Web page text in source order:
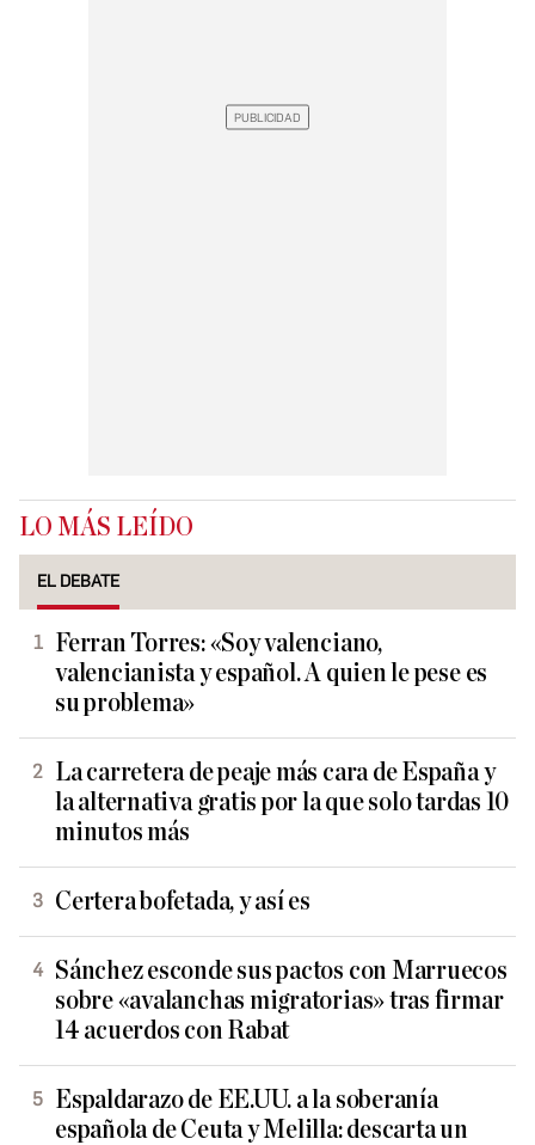
LO MÁS LEÍDO
EL DEBATE
Ferran Torres: «Soy valenciano,
valencianista y español. A quien le pese es
su problema»
La carretera de peaje más cara de España y
la alternativa gratis por la que solo tardas 10
minutos más
Certera bofetada, y así es
Sánchez esconde sus pactos con Marruecos
sobre «avalanchas migratorias» tras firmar
14 acuerdos con Rabat
Espaldarazo de EE.UU. a la soberanía
española de Ceuta y Melilla: descarta un